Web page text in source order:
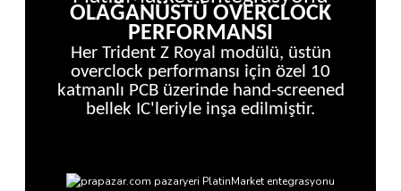
OLAĞANÜSTÜ OVERCLOCK
PERFORMANSI
Her Trident Z Royal modülü, üstün
overclock performansı için özel 10
katmanlı PCB üzerinde hand-screened
bellek IC'leriyle inşa edilmiştir.